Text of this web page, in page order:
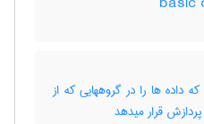
ها را در گروههایی که از
قرار میدهد